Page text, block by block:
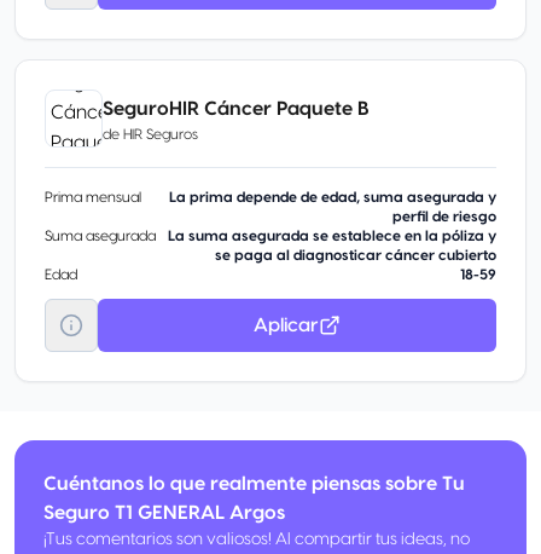
SeguroHIR Cáncer Paquete B
de HIR Seguros
Prima mensual
La prima depende de edad, suma asegurada y
perfil de riesgo
Suma asegurada
La suma asegurada se establece en la póliza y
se paga al diagnosticar cáncer cubierto
Edad
18-59
Aplicar
Cuéntanos lo que realmente piensas sobre Tu
Seguro T1 GENERAL Argos
¡Tus comentarios son valiosos! Al compartir tus ideas, no